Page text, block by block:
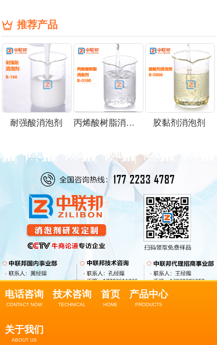
推荐产品
耐强酸消泡剂 丙烯酸树脂消泡剂 胶黏剂消泡剂
电话咨询
CONTACT NOW
技术咨询
TECHNICAL
首页
HOME
产品中心
PRODUCTS
关于我们
ABOUT US